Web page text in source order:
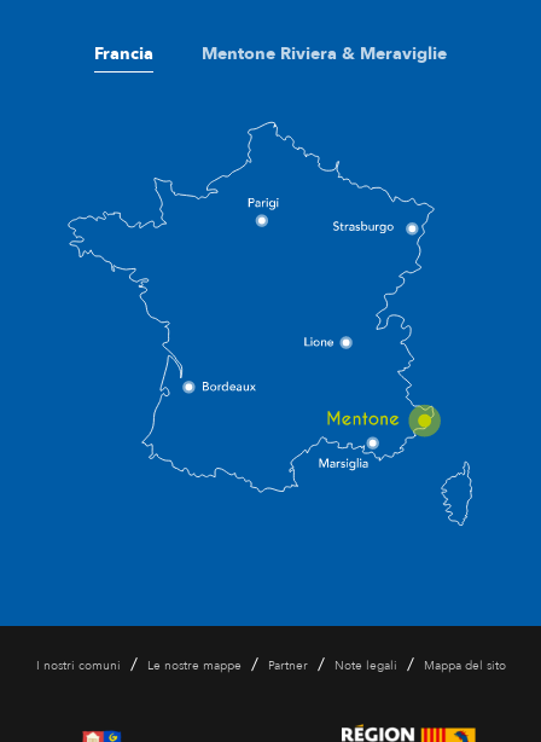
Francia Mentone Riviera & Meraviglie
I nostri comuni / Le nostre mappe / Partner / Note legali / Mappa del sito